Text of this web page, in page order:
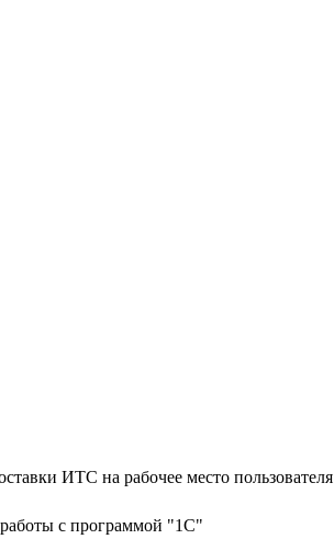
ИТС на рабочее место пользователя
работы с программой "1С"